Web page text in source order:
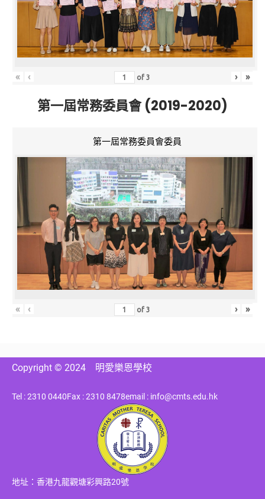
« ‹ of3 › »
第一屆常務委員會 (2019-2020)
第一屆常務委員會委員
« ‹ of3 › »
Copyright © 2024 明愛樂恩學校
Tel : 2310 0440Fax : 2310 8478email : info@cmts.edu.hk
地址：香港九龍觀塘彩興路20號